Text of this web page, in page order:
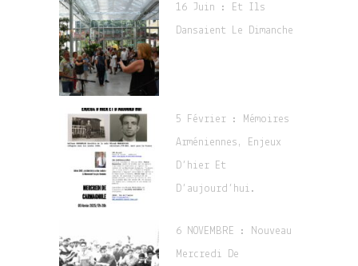
16 Juin : Et Ils
Dansaient Le Dimanche
5 Février : Mémoires
Arméniennes, Enjeux
D’hier Et
D’aujourd’hui.
6 NOVEMBRE : Nouveau
Mercredi De